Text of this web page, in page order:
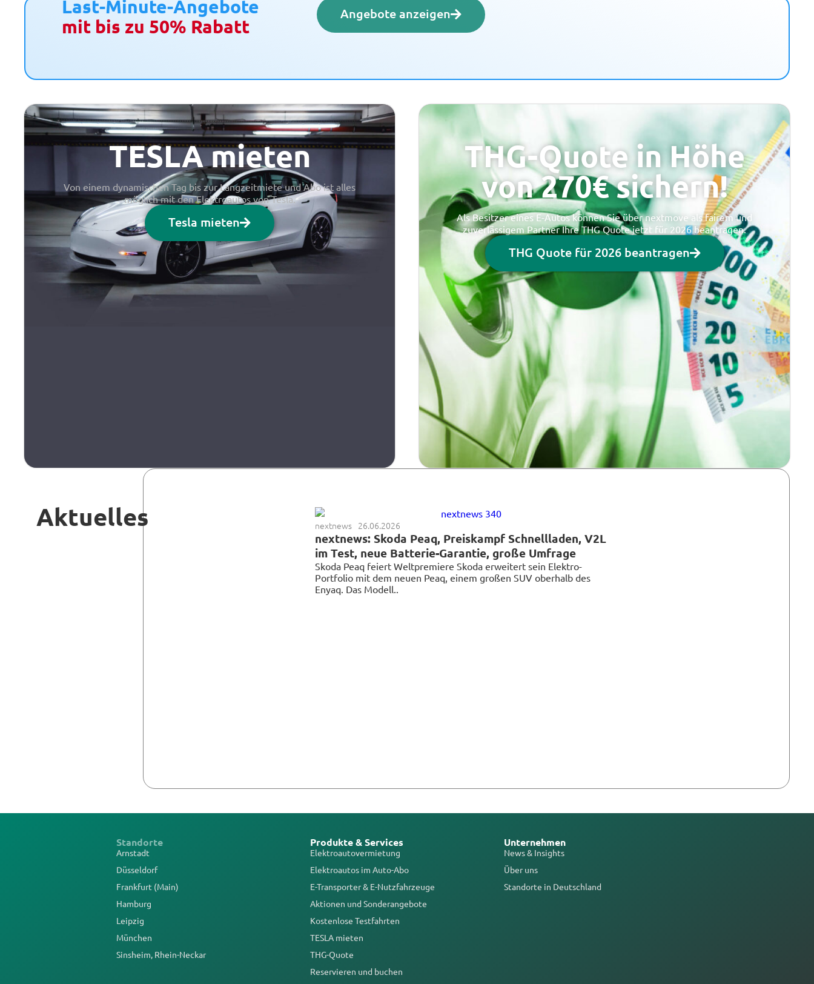
Last-Minute-Angebote
mit bis zu 50% Rabatt
Angebote anzeigen
TESLA mieten
Von einem dynamischen Tag bis zur Langzeitmiete und Abo ist alles
möglich mit den Elektroautos von Tesla.
Tesla mieten
THG-Quote in Höhe
von 270€ sichern!
Als Besitzer eines E-Autos können Sie über nextmove als fairem und
zuverlässigem Partner Ihre THG Quote jetzt für 2026 beantragen.
THG Quote für 2026 beantragen
Aktuelles nextnews 26.06.2026
nextnews: Skoda Peaq, Preiskampf Schnellladen, V2L
im Test, neue Batterie-Garantie, große Umfrage
Skoda Peaq feiert Weltpremiere Skoda erweitert sein Elektro-
Portfolio mit dem neuen Peaq, einem großen SUV oberhalb des
Enyaq. Das Modell..
Standorte
Arnstadt
Düsseldorf
Frankfurt (Main)
Hamburg
Leipzig
München
Sinsheim, Rhein-Neckar
Produkte & Services
Elektroautovermietung
Elektroautos im Auto-Abo
E-Transporter & E-Nutzfahrzeuge
Aktionen und Sonderangebote
Kostenlose Testfahrten
TESLA mieten
THG-Quote
Reservieren und buchen
Unternehmen
News & Insights
Über uns
Standorte in Deutschland